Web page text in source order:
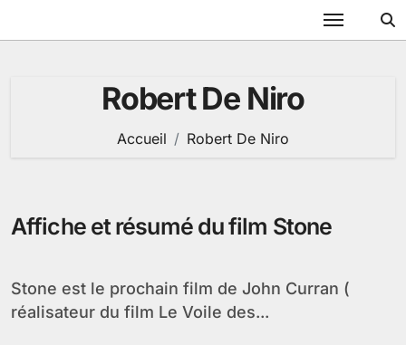
Robert De Niro
Accueil Robert De Niro
Affiche et résumé du film Stone
Stone est le prochain film de John Curran (
réalisateur du film Le Voile des...